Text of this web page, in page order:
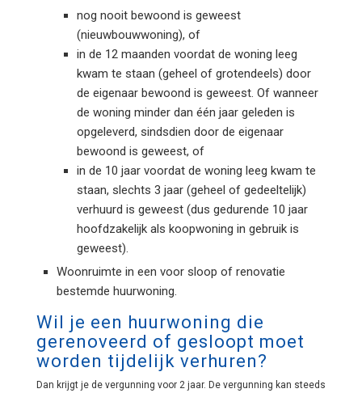
nog nooit bewoond is geweest
(nieuwbouwwoning), of
in de 12 maanden voordat de woning leeg
kwam te staan (geheel of grotendeels) door
de eigenaar bewoond is geweest. Of wanneer
de woning minder dan één jaar geleden is
opgeleverd, sindsdien door de eigenaar
bewoond is geweest, of
in de 10 jaar voordat de woning leeg kwam te
staan, slechts 3 jaar (geheel of gedeeltelijk)
verhuurd is geweest (dus gedurende 10 jaar
hoofdzakelijk als koopwoning in gebruik is
geweest).
Woonruimte in een voor sloop of renovatie
bestemde huurwoning.
Wil je een huurwoning die
gerenoveerd of gesloopt moet
worden tijdelijk verhuren?
Dan krijgt je de vergunning voor 2 jaar. De vergunning kan steeds